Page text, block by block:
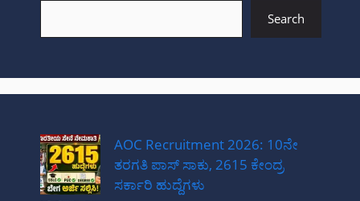
Search
AOC Recruitment 2026: 10ನೇ
ತರಗತಿ ಪಾಸ್ ಸಾಕು, 2615 ಕೇಂದ್ರ
ಸರ್ಕಾರಿ ಹುದ್ದೆಗಳು